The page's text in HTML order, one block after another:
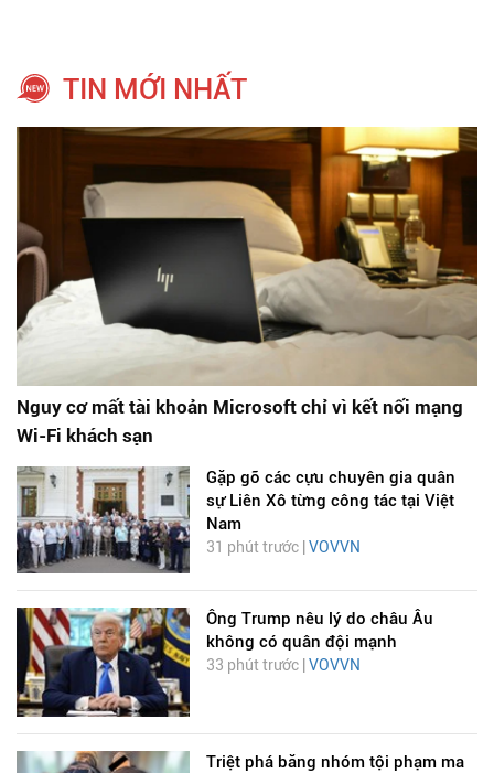
TIN MỚI NHẤT
Nguy cơ mất tài khoản Microsoft chỉ vì kết nối mạng
Wi-Fi khách sạn
Gặp gỡ các cựu chuyên gia quân
sự Liên Xô từng công tác tại Việt
Nam
31 phút trước | VOVVN
Ông Trump nêu lý do châu Âu
không có quân đội mạnh
33 phút trước | VOVVN
Triệt phá băng nhóm tội phạm ma